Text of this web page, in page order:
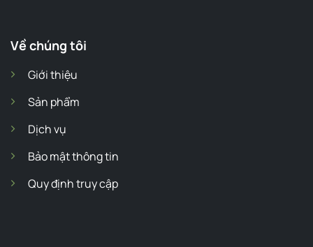
Về chúng tôi
Giới thiệu
Sản phẩm
Dịch vụ
Bảo mật thông tin
Quy định truy cập